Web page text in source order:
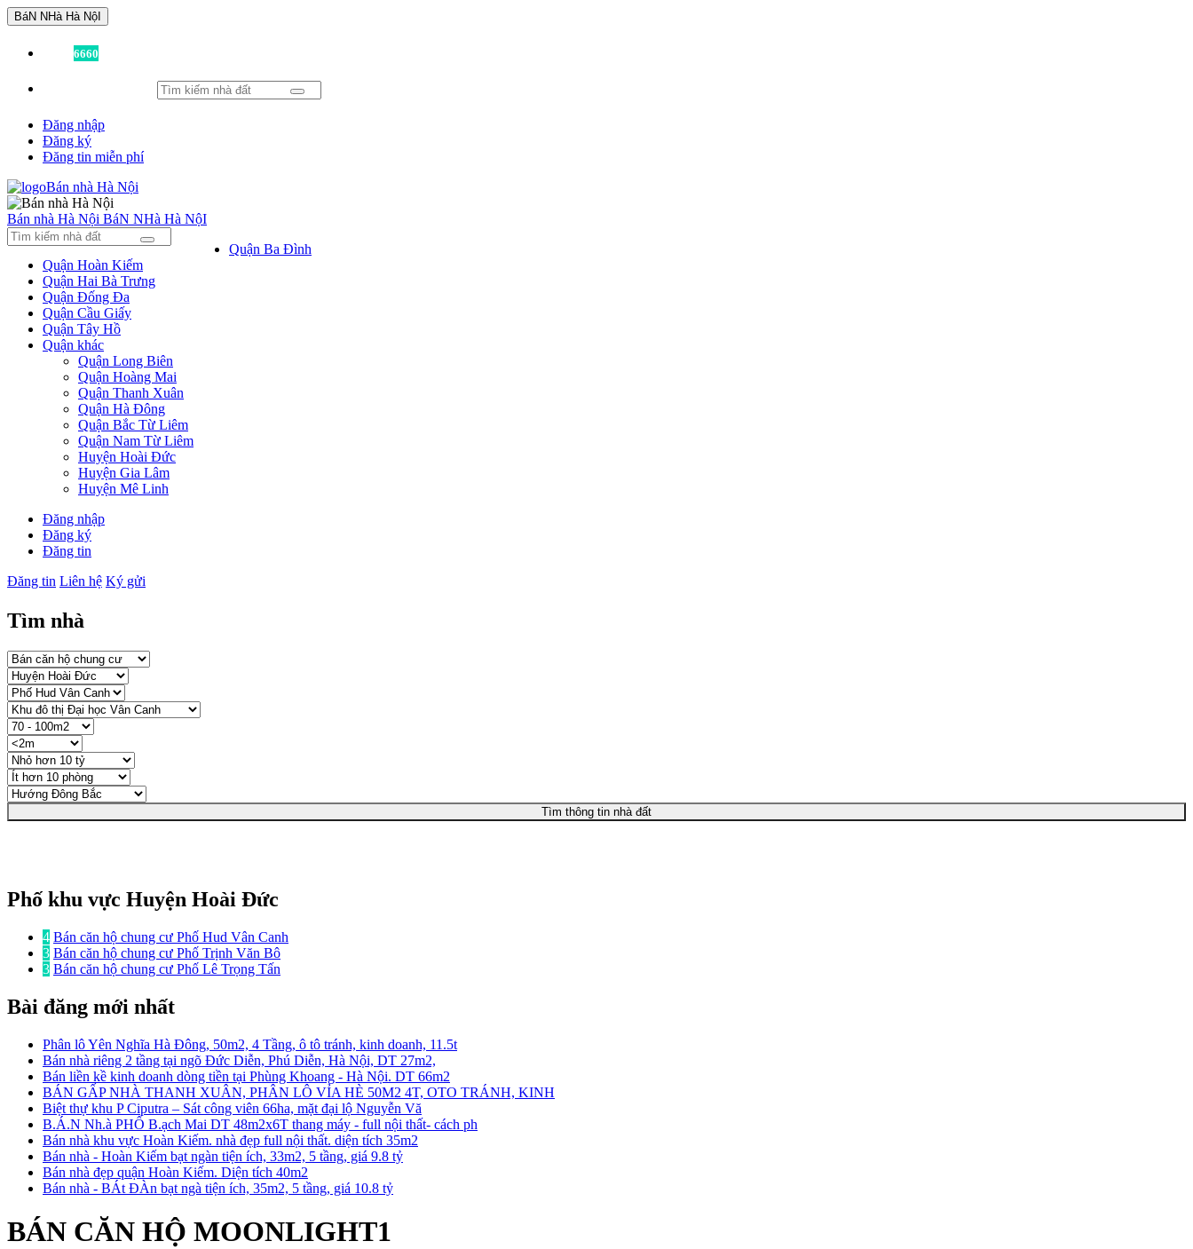
BáN NHà Hà NộI
6660
Đăng nhập
Đăng ký
Đăng tin miễn phí
Bán nhà Hà Nội BáN NHà Hà NộI
Quận Ba Đình
Quận Hoàn Kiếm
Quận Hai Bà Trưng
Quận Đống Đa
Quận Cầu Giấy
Quận Tây Hồ
Quận khác
Quận Long Biên
Quận Hoàng Mai
Quận Thanh Xuân
Quận Hà Đông
Quận Bắc Từ Liêm
Quận Nam Từ Liêm
Huyện Hoài Đức
Huyện Gia Lâm
Huyện Mê Linh
Đăng nhập
Đăng ký
Đăng tin
Đăng tin Liên hệ Ký gửi
Tìm nhà
Tìm thông tin nhà đất
Phố khu vực Huyện Hoài Đức
4 Bán căn hộ chung cư Phố Hud Vân Canh
3 Bán căn hộ chung cư Phố Trịnh Văn Bô
3 Bán căn hộ chung cư Phố Lê Trọng Tấn
Bài đăng mới nhất
Phân lô Yên Nghĩa Hà Đông, 50m2, 4 Tầng, ô tô tránh, kinh doanh, 11.5t
Bán nhà riêng 2 tầng tại ngõ Đức Diễn, Phú Diễn, Hà Nội, DT 27m2,
Bán liền kề kinh doanh dòng tiền tại Phùng Khoang - Hà Nội. DT 66m2
BÁN GẤP NHÀ THANH XUÂN, PHÂN LÔ VỈA HÈ 50M2 4T, OTO TRÁNH, KINH
Biệt thự khu P Ciputra – Sát công viên 66ha, mặt đại lộ Nguyễn Vă
B.Á.N Nh.à PHỐ B.ạch Mai DT 48m2x6T thang máy - full nội thất- cách ph
Bán nhà khu vực Hoàn Kiếm. nhà đẹp full nội thất. diện tích 35m2
Bán nhà - Hoàn Kiếm bạt ngàn tiện ích, 33m2, 5 tầng, giá 9.8 tỷ
Bán nhà đẹp quận Hoàn Kiếm. Diện tích 40m2
Bán nhà - BÁt ĐÀn bạt ngà tiện ích, 35m2, 5 tầng, giá 10.8 tỷ
BÁN CĂN HỘ MOONLIGHT1